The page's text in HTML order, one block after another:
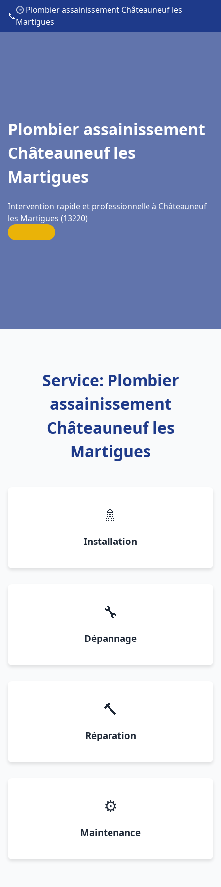
📞
🕒 Plombier assainissement Châteauneuf les
Martigues
Plombier assainissement
Châteauneuf les
Martigues
Intervention rapide et professionnelle à Châteauneuf
les Martigues (13220)
Service: Plombier
assainissement
Châteauneuf les
Martigues
🚿
Installation
🔧
Dépannage
🔨
Réparation
⚙️
Maintenance